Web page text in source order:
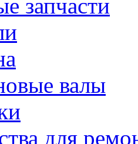
запчасти
валы
для